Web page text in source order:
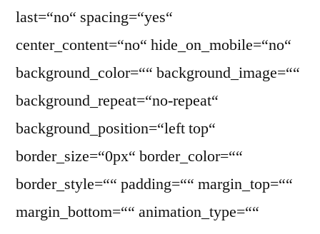
last=“no“ spacing=“yes“
center_content=“no“ hide_on_mobile=“no“
background_color=““ background_image=““
background_repeat=“no-repeat“
background_position=“left top“
border_size=“0px“ border_color=““
border_style=““ padding=““ margin_top=““
margin_bottom=““ animation_type=““